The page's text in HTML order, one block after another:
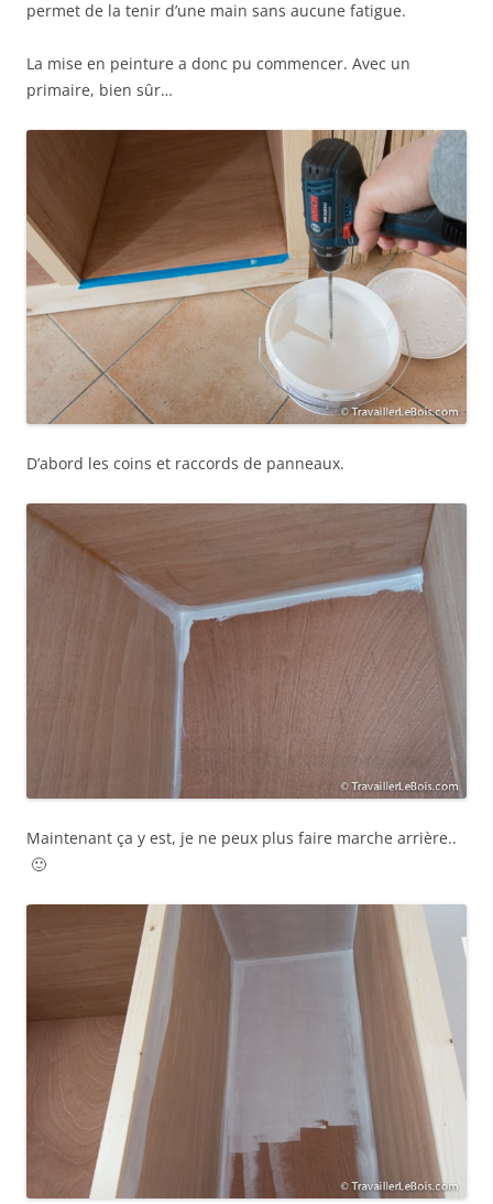
permet de la tenir d’une main sans aucune fatigue.
La mise en peinture a donc pu commencer. Avec un
primaire, bien sûr…
D’abord les coins et raccords de panneaux.
Maintenant ça y est, je ne peux plus faire marche arrière..
🙂